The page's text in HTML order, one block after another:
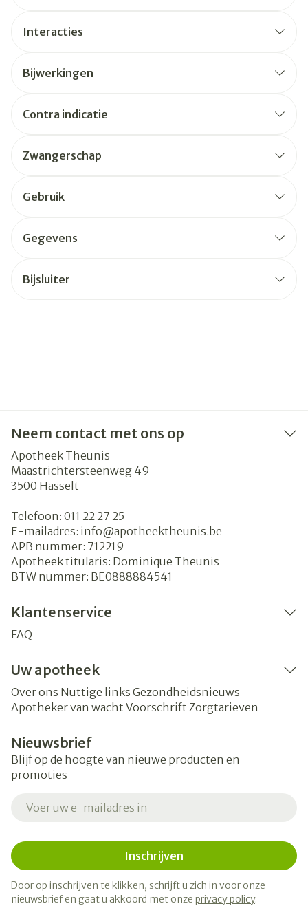
Interacties
Bijwerkingen
Contra indicatie
Zwangerschap
Gebruik
Gegevens
Bijsluiter
Neem contact met ons op
Apotheek Theunis
Maastrichtersteenweg 49
3500 Hasselt
Telefoon: 011 22 27 25
E-mailadres: info@apotheektheunis.be
APB nummer: 712219
Apotheek titularis: Dominique Theunis
BTW nummer: BE0888884541
Klantenservice
FAQ
Uw apotheek
Over ons Nuttige links Gezondheidsnieuws
Apotheker van wacht Voorschrift Zorgtarieven
Nieuwsbrief
Blijf op de hoogte van nieuwe producten en
promoties
Inschrijven
Door op inschrijven te klikken, schrijft u zich in voor onze
nieuwsbrief en gaat u akkoord met onze privacy policy.